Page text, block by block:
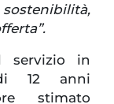
servizio in
12 anni
stimato